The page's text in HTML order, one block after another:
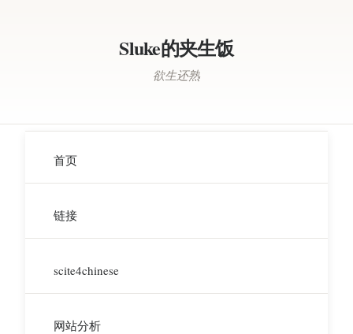
Sluke的夹生饭
欲生还熟
首页
链接
scite4chinese
网站分析